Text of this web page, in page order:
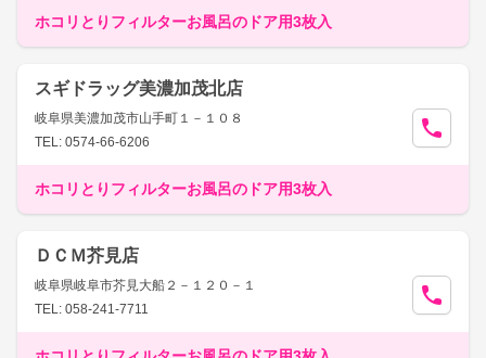
ホコリとりフィルターお風呂のドア用3枚入
スギドラッグ美濃加茂北店
岐阜県美濃加茂市山手町１－１０８
TEL: 0574-66-6206
ホコリとりフィルターお風呂のドア用3枚入
ＤＣＭ芥見店
岐阜県岐阜市芥見大船２－１２０－１
TEL: 058-241-7711